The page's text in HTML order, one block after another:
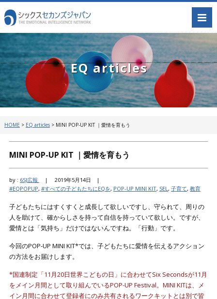
EQ articles
HOME > EQ articles> MINI POP-UP KIT ｜愛情を育もう
MINI POP-UP KIT ｜愛情を育もう
by : 6SJ広報 |
2019年5月14日 |
#EQPOPUP, #すべての子どもたちにEQを, POP-UP MINI KIT, SEL, 子育て, 教育
子どもたちにはすくすくと成長して欲しいですし、守られて、周りの
人を助けて、確からしさを持って自信を持っていて欲しい。ですが、
愛情とは「気持ち」だけではないんですね。「行動」です。
今回のPOP-UP MINI KIT*では、子どもたちに愛情を伝えるアクション
の方法をお届けします。
*国連制定「11月20日世界こどもの日」に合わせてSix Secondsが11月
をメイン月間として取り組んでいるPOP-UP Festival。MINI KITは、メ
イン月間に合わせて登録者にのみ共有されるワークキットとは別で皆